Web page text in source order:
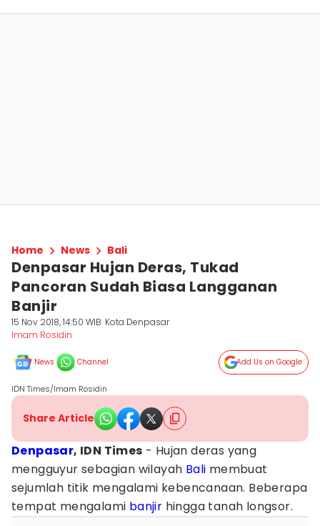
Home News Bali
Denpasar Hujan Deras, Tukad
Pancoran Sudah Biasa Langganan
Banjir
15 Nov 2018, 14:50 WIB Kota Denpasar
Imam Rosidin
News Channel Add Us on Google
IDN Times/Imam Rosidin
Share Article
Denpasar, IDN Times - Hujan deras yang
mengguyur sebagian wilayah Bali membuat
sejumlah titik mengalami kebencanaan. Beberapa
tempat mengalami banjir hingga tanah longsor.